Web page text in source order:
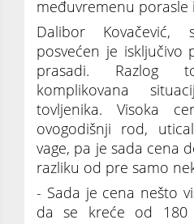
međuvremenu porasle
Dalibor Kovačević,
posvećen je isključivo
prasadi. Razlog
komplikovana
tovljenika. Visoka
ovogodišnji rod,
vage, pa je sada cena
razliku od pre samo
- Sada je cena nešto
da se kreće od